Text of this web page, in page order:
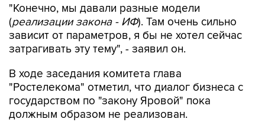
"Конечно, мы давали разные модели
(реализации закона - ИФ). Там очень сильно
зависит от параметров, я бы не хотел сейчас
затрагивать эту тему", - заявил он.
В ходе заседания комитета глава
"Ростелекома" отметил, что диалог бизнеса с
государством по "закону Яровой" пока
должным образом не реализован.